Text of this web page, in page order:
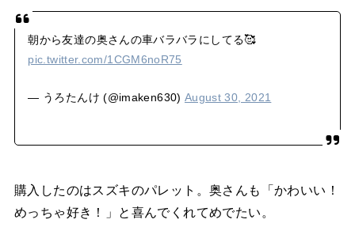
朝から友達の奥さんの車バラバラにしてる🥰
pic.twitter.com/1CGM6noR75
— うろたんけ (@imaken630) August 30, 2021
購入したのはスズキのパレット。奥さんも「かわいい！
めっちゃ好き！」と喜んでくれてめでたい。